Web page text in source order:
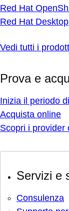
Red Hat
Red Hat Desktop
Vedi tutti i
Prova e
Inizia il periodo
Acquista online
Scopri i provider
Servizi e
Consulenza